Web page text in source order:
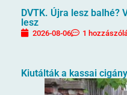
DVTK. Újra lesz balhé?
lesz
2026-08-06 1
Kiutálták a kassai